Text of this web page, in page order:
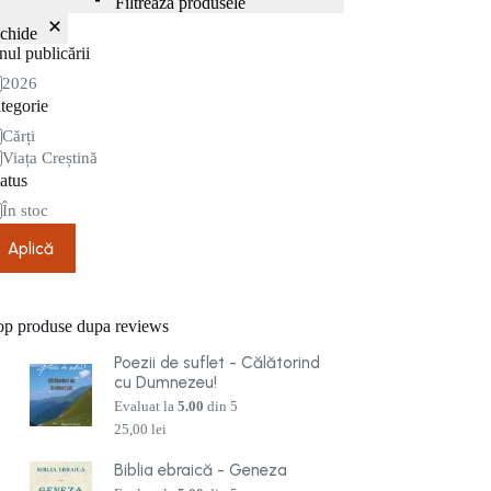
publicării
2026
Cărți
Viața Creștină
În stoc
Aplică
produse dupa reviews
Poezii de suflet - Călătorind
cu Dumnezeu!
Evaluat la5.00 din 5
25,00lei
Biblia ebraică - Geneza